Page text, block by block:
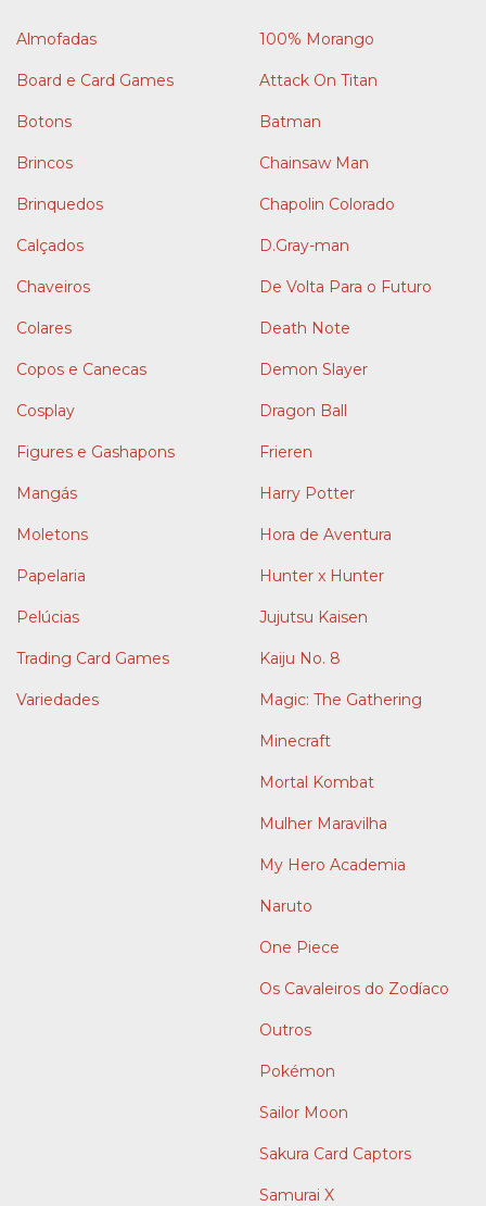
Almofadas
Board e Card Games
Botons
Brincos
Brinquedos
Calçados
Chaveiros
Colares
Copos e Canecas
Cosplay
Figures e Gashapons
Mangás
Moletons
Papelaria
Pelúcias
Trading Card Games
Variedades
100% Morango
Attack On Titan
Batman
Chainsaw Man
Chapolin Colorado
D.Gray-man
De Volta Para o Futuro
Death Note
Demon Slayer
Dragon Ball
Frieren
Harry Potter
Hora de Aventura
Hunter x Hunter
Jujutsu Kaisen
Kaiju No. 8
Magic: The Gathering
Minecraft
Mortal Kombat
Mulher Maravilha
My Hero Academia
Naruto
One Piece
Os Cavaleiros do Zodíaco
Outros
Pokémon
Sailor Moon
Sakura Card Captors
Samurai X